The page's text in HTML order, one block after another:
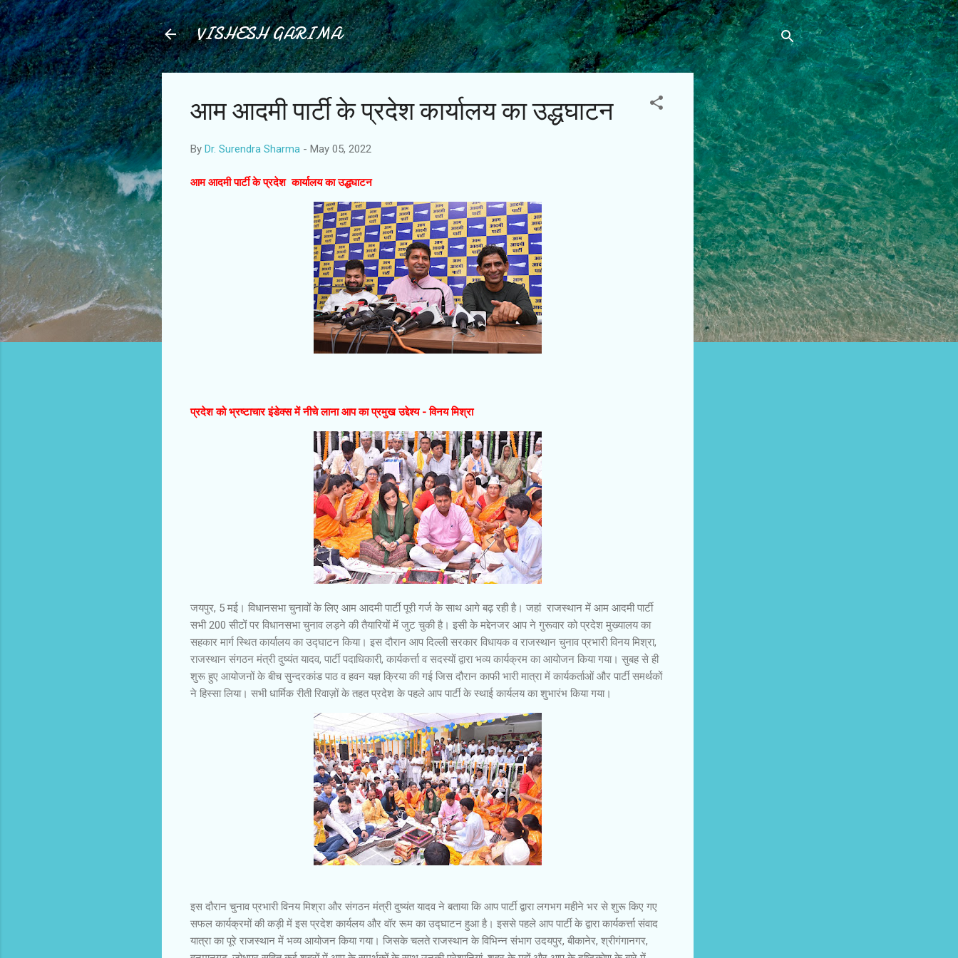
Skip to main content
VISHESH GARIMA
आम आदमी पार्टी के प्रदेश कार्यालय का उद्धघाटन
By Dr. Surendra Sharma - May 05, 2022
आम आदमी पार्टी के प्रदेश कार्यालय का उद्धघाटन
प्रदेश को भ्रष्टाचार इंडेक्स में नीचे लाना आप का प्रमुख उद्देश्य - विनय मिश्रा
जयपुर, 5 मई। विधानसभा चुनावों के लिए आम आदमी पार्टी पूरी गर्ज के साथ आगे बढ़ रही है। जहां राजस्थान में आम आदमी पार्टी
सभी 200 सीटों पर विधानसभा चुनाव लड़ने की तैयारियों में जुट चुकी है। इसी के मद्देनजर आप ने गुरूवार को प्रदेश मुख्यालय का
सहकार मार्ग स्थित कार्यालय का उद्घाटन किया। इस दौरान आप दिल्ली सरकार विधायक व राजस्थान चुनाव प्रभारी विनय मिश्रा,
राजस्थान संगठन मंत्री दुष्यंत यादव, पार्टी पदाधिकारी, कार्यकर्त्ता व सदस्यों द्वारा भव्य कार्यक्रम का आयोजन किया गया। सुबह से ही
शुरू हुए आयोजनों के बीच सुन्दरकांड पाठ व हवन यज्ञ क्रिया की गई जिस दौरान काफी भारी मात्रा में कार्यकर्ताओं और पार्टी समर्थकों
ने हिस्सा लिया। सभी धार्मिक रीती रिवाज़ों के तहत प्रदेश के पहले आप पार्टी के स्थाई कार्यलय का शुभारंभ किया गया।
इस दौरान चुनाव प्रभारी विनय मिश्रा और संगठन मंत्री दुष्यंत यादव ने बताया कि आप पार्टी द्वारा लगभग महीने भर से शुरू किए गए
सफल कार्यक्रमों की कड़ी में इस प्रदेश कार्यलय और वॉर रूम का उद्घाटन हुआ है। इससे पहले आप पार्टी के द्वारा कार्यकर्त्ता संवाद
यात्रा का पूरे राजस्थान में भव्य आयोजन किया गया। जिसके चलते राजस्थान के विभिन्न संभाग उदयपुर, बीकानेर, श्रीगंगानगर,